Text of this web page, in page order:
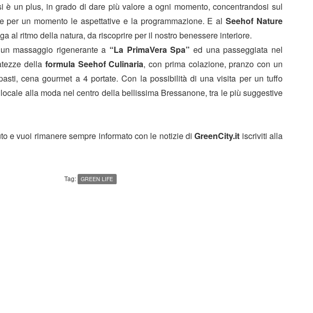
è un plus, in grado di dare più valore a ogni momento, concentrandosi sul
per un momento le aspettative e la programmazione. E alSeehof Nature
al ritmo della natura, da riscoprire per il nostro benessere interiore.
massaggio rigenerante a “La PrimaVera Spa” ed una passeggiata nel
della formula Seehof Culinaria, con prima colazione, pranzo con un
cena gourmet a 4 portate. Con la possibilità di una visita per un tuffo
alla moda nel centro della bellissima Bressanone, tra le più suggestive
e vuoi rimanere sempre informato con le notizie diGreenCity.it iscriviti alla
Tag: GREEN LIFE